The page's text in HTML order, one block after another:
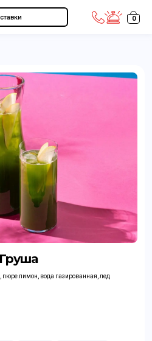
0
пюре лимон, вода газированная, лед